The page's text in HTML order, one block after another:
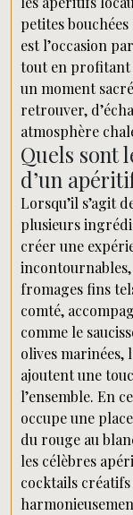
petites
est l’occasion
tout en profitant
un moment
retrouver,
atmosphère
Quels sont
d’un
Lorsqu’il s’agit
plusieurs
créer une
fromages fins
comté,
comme le
olives marinées,
ajoutent une
l’ensemble. En
occupe une
du rouge au
les célèbres
cocktails